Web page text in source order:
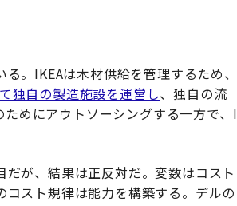
。IKEAは木材供給を管理するため、
独自の製造施設を運営し、独自の流
めにアウトソーシングする一方で、I
が、結果は正反対だ。変数はコスト
スト規律は能力を構築する。デルの